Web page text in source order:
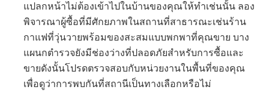
แปลกหน้าไม่ต้องเข้าไปในบ้านของคุณให้ทำเช่นนั้น ลอง
พิจารณาผู้ซื้อที่มีศักยภาพในสถานที่สาธารณะเช่นร้าน
กาแฟที่วุ่นวายพร้อมของสะสมแบบพกพาที่คุณขาย บาง
แผนกตำรวจยังมีช่องว่างที่ปลอดภัยสำหรับการซื้อและ
ขายดังนั้นโปรดตรวจสอบกับหน่วยงานในพื้นที่ของคุณ
เพื่อดูว่าการพบกันที่สถานีเป็นทางเลือกหรือไม่